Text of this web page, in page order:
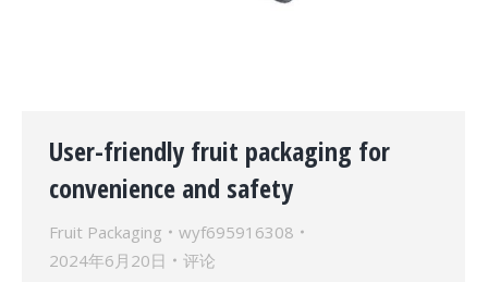
User-friendly fruit packaging for
convenience and safety
Fruit Packaging
wyf695916308
2024年6月20日
评论